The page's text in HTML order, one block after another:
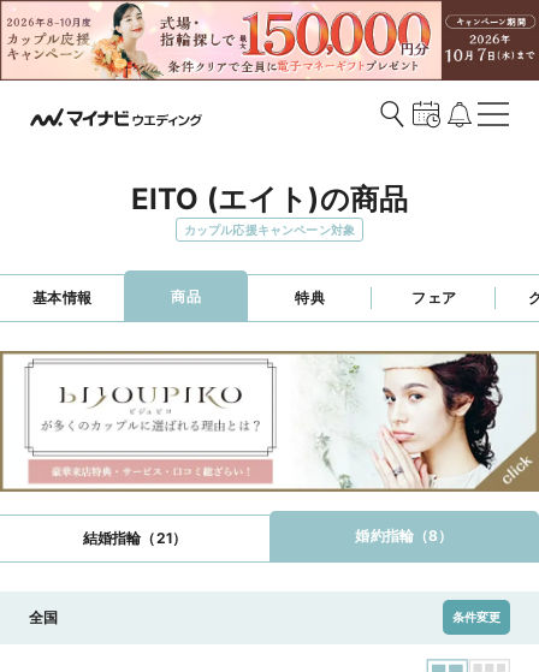
EITO (エイト)の商品
カップル応援キャンペーン対象
基本情報 商品 特典 フェア
結婚指輪（21） 婚約指輪（8）
全国 条件変更